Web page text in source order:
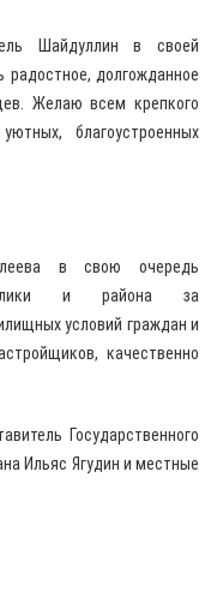
Шайдуллин в своей
радостное, долгожданное
Желаю всем крепкого
благоустроенных
в свою очередь
и района за
условий граждан и
качественно
Государственного
Ильяс Ягудин и местные